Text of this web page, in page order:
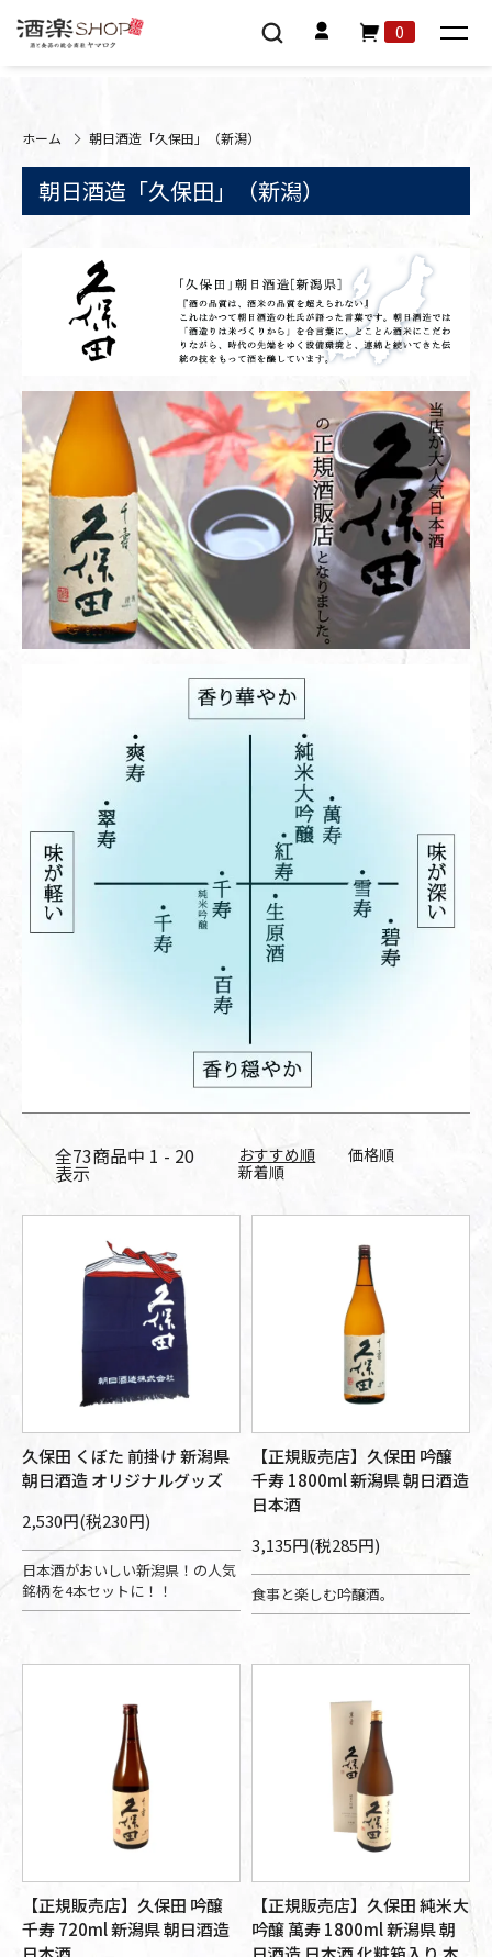
0
ホーム 朝日酒造「久保田」（新潟）
朝日酒造「久保田」（新潟）
全73商品中 1 - 20
表示
おすすめ順
価格順
新着順
久保田 くぼた 前掛け 新潟県
朝日酒造 オリジナルグッズ
2,530円(税230円)
日本酒がおいしい新潟県！の人気
銘柄を4本セットに！！
【正規販売店】久保田 吟醸
千寿 1800ml 新潟県 朝日酒造
日本酒
3,135円(税285円)
食事と楽しむ吟醸酒。
【正規販売店】久保田 吟醸
千寿 720ml 新潟県 朝日酒造
【正規販売店】久保田 純米大
吟醸 萬寿 1800ml 新潟県 朝